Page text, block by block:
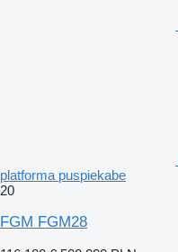
platforma puspiekabe
20
FGM FGM28